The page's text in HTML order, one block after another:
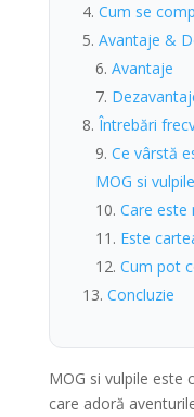
Cum se
Avantaje &
Avantaje
Întrebări
Ce vârstă
MOG si
Care este
Este
Cum pot
Concluzie
MOG si vulpile este
care adoră